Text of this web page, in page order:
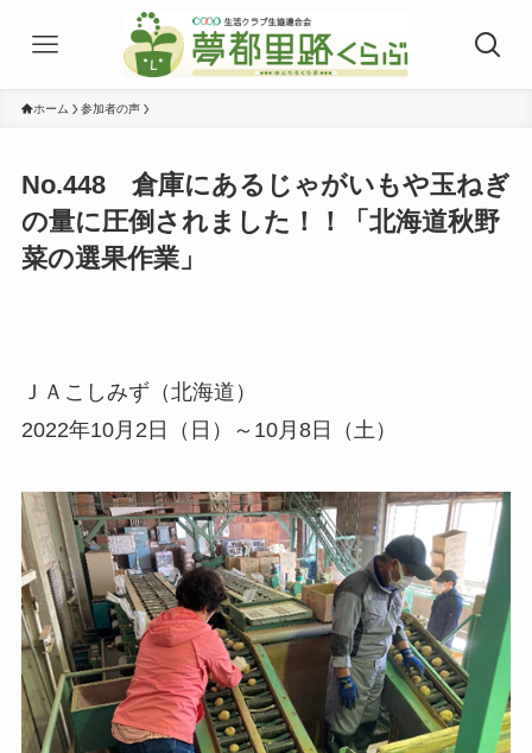
ホーム 参加者の声
No.448 倉庫にあるじゃがいもや玉ねぎ
の量に圧倒されました！！「北海道秋野
菜の選果作業」
ＪＡこしみず（北海道）
2022年10月2日（日）～10月8日（土）